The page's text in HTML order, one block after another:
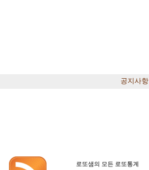
공지사항
로또샘의 모든 로또통계